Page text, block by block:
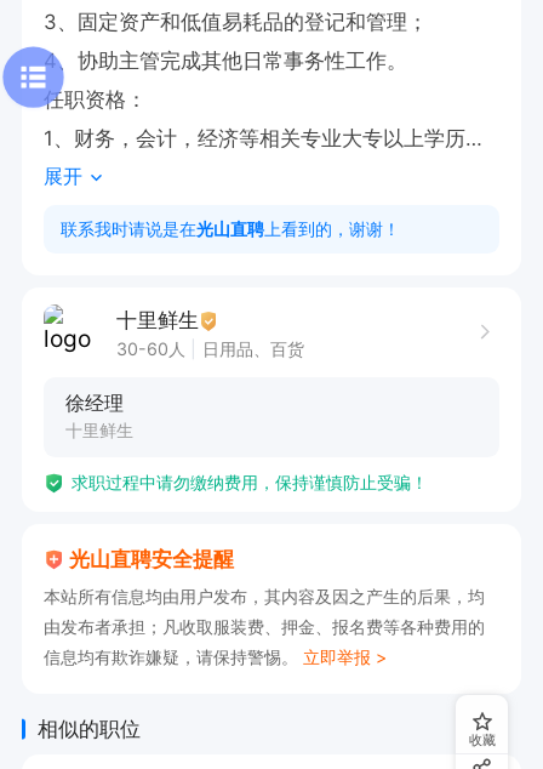
3、固定资产和低值易耗品的登记和管理；
4、协助主管完成其他日常事务性工作。
任职资格：
1、财务，会计，经济等相关专业大专以上学历，
具有会计任职资格；
2、具有扎实的会计基础知识和财会工作经验；
4、具有较强的独立学习和工作的能力，工作踏
5、具有良好的职业操守及团队合作精神，较强的
工作时间：早8：00-11:30，下午2:00-6:30
的
展开
联系我时请说是在光山直聘 上看到的，谢谢！
十里鲜生
30-60人 日用品、百货
徐经理
十里鲜生
求职过程中请勿缴纳费用，保持谨慎防止受骗！
光山直聘安全提醒
本站所有信息均由用户发布，其内容及因之产生的后果，均
由发布者承担；凡收取服装费、押金、报名费等各种费用的
信息均有欺诈嫌疑，请保持警惕。 立即举报 >
相似的职位 收藏